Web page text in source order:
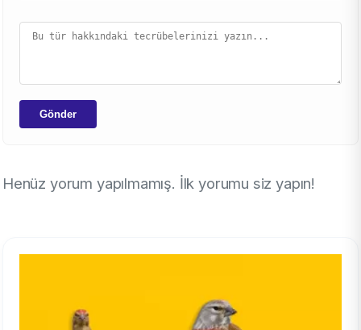
Gönder
Henüz yorum yapılmamış. İlk yorumu siz yapın!